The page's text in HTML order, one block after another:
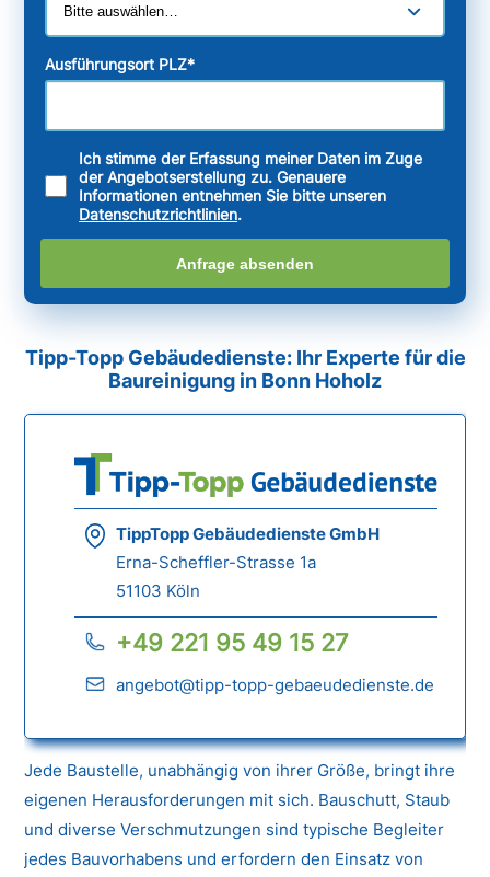
Ausführungsort PLZ*
Ich stimme der Erfassung meiner Daten im Zuge
der Angebotserstellung zu. Genauere
Informationen entnehmen Sie bitte unseren
Datenschutzrichtlinien.
Anfrage absenden
Tipp-Topp Gebäudedienste: Ihr Experte für die
Baureinigung in Bonn Hoholz
TippTopp Gebäudedienste GmbH
Erna-Scheffler-Strasse 1a
51103 Köln
+49 221 95 49 15 27
angebot@tipp-topp-gebaeudedienste.de
Jede Baustelle, unabhängig von ihrer Größe, bringt ihre
eigenen Herausforderungen mit sich. Bauschutt, Staub
und diverse Verschmutzungen sind typische Begleiter
jedes Bauvorhabens und erfordern den Einsatz von